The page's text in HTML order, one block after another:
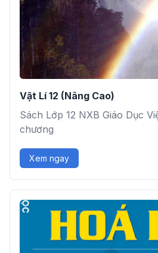
Vật Lí 12 (Nâng Cao)
Sách Lớp 12 NXB Giáo Dục
chương
Xem ngay